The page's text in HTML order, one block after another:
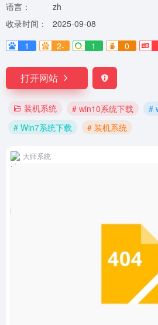
语言：
zh
收录时间：
2025-09-08
1
2- 1 0
打开网站
装机系统 # win10系统下载
#
# Win7系统下载
# 装机系统
大师系统